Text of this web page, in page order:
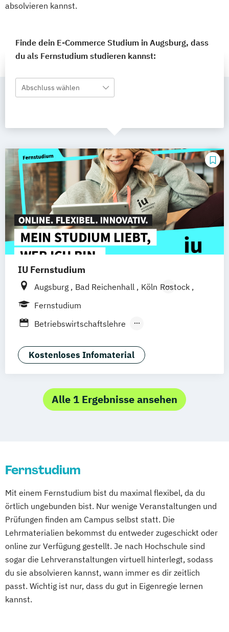
absolvieren kannst.
Finde dein E-Commerce Studium in Augsburg, dass
du als Fernstudium studieren kannst:
Abschluss wählen
IU Fernstudium
Augsburg Bad Reichenhall Köln Rostock
Freiburg
Bielefeld Deggendorf Karlsruhe
Oberhausen Offenbach Saarbrücken
Neu-Ulm Graz Innsbruck Wien
Freising Friedrichshafen Klagenfurt
Magdeburg Münster Trier Würzburg
Chemnitz Linz deutschlandweit
Fernstudium
Betriebswirtschaftslehre
E-Commerce Growth Hacking
Growth Hacking (DE/EN)
Kommunikationspsychologie Marketing
Marketing und digitale Medien
Online-Marketing und E-Commerce
Public Relations und Kommunikation
Social Media
Kostenloses Infomaterial
Alle 1 Ergebnisse ansehen
Fernstudium
Mit einem Fernstudium bist du maximal flexibel, da du
örtlich ungebunden bist. Nur wenige Veranstaltungen und
Prüfungen finden am Campus selbst statt. Die
Lehrmaterialien bekommst du entweder zugeschickt oder
online zur Verfügung gestellt. Je nach Hochschule sind
sogar die Lehrveranstaltungen virtuell hinterlegt, sodass
du sie absolvieren kannst, wann immer es dir zeitlich
passt. Wichtig ist nur, dass du gut in Eigenregie lernen
kannst.